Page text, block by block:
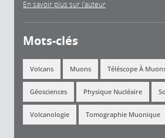
En savoir plus sur l'auteur
Mots-clés
Volcans Muons Téléscope À
Géosciences Physique Nucléaire
Volcanologie Tomographie Muonique